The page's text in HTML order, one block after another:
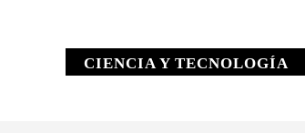
CIENCIA Y TECNOLOGÍA